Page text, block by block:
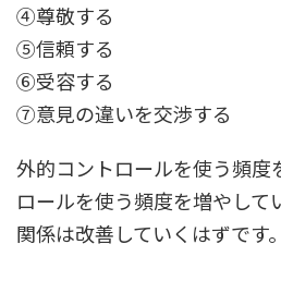
④尊敬する
⑤信頼する
⑥受容する
⑦意見の違いを交渉する
外的コントロールを使う頻度
ロールを使う頻度を増やして
関係は改善していくはずです。